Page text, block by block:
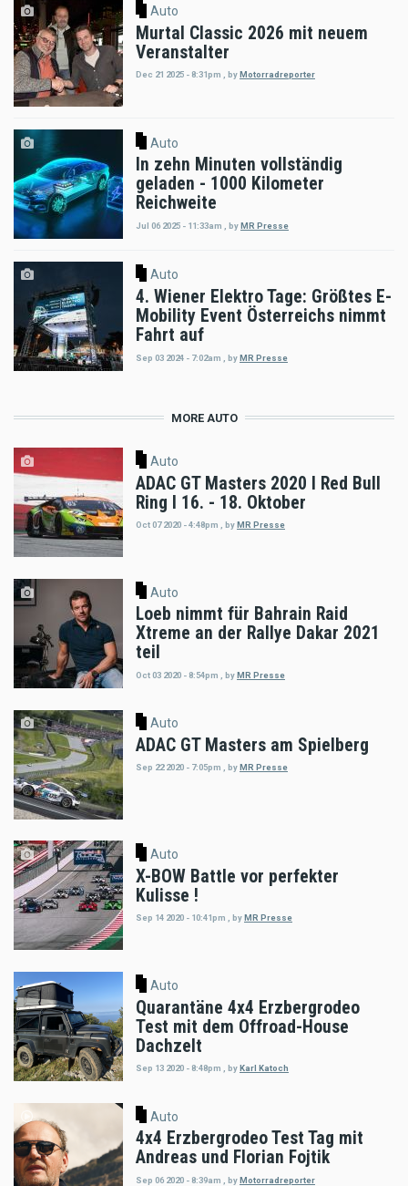
Auto
Murtal Classic 2026 mit neuem
Veranstalter
Dec 21 2025 - 8:31pm byMotorradreporter
Auto
In zehn Minuten vollständig
geladen - 1000 Kilometer
Reichweite
Jul 06 2025 - 11:33am byMR Presse
Auto
4. Wiener Elektro Tage: Größtes E-
Mobility Event Österreichs nimmt
Fahrt auf
Sep 03 2024 - 7:02am byMR Presse
MORE AUTO
Auto
ADAC GT Masters 2020 l Red Bull
Ring l 16. - 18. Oktober
Oct 07 2020 - 4:48pm byMR Presse
Auto
Loeb nimmt für Bahrain Raid
Xtreme an der Rallye Dakar 2021
teil
Oct 03 2020 - 8:54pm byMR Presse
Auto
ADAC GT Masters am Spielberg
Sep 22 2020 - 7:05pm , by MR Presse
Auto
X-BOW Battle vor perfekter
Kulisse !
Sep 14 2020 - 10:41pm , byMR Presse
Auto
Quarantäne 4x4 Erzbergrodeo
Test mit dem Offroad-House
Dachzelt
Sep 13 2020 - 8:48pm byKarl Katoch
Auto
4x4 Erzbergrodeo Test Tag mit
Andreas und Florian Fojtik
Sep 06 2020 - 8:39am byMotorradreporter